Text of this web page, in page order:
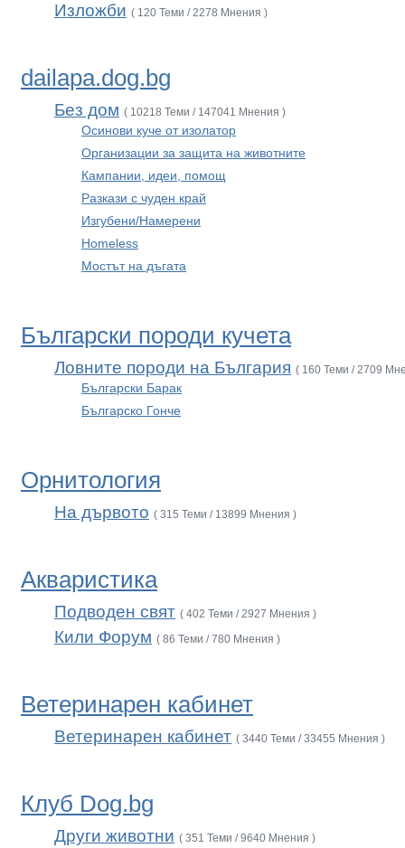
Изложби ( 120 Теми / 2278 Мнения )
dailapa.dog.bg
Без дом ( 10218 Теми / 147041 Мнения )
Осинови куче от изолатор
Организации за защита на животните
Кампании, идеи, помощ
Разкази с чуден край
Изгубени/Намерени
Homeless
Мостът на дъгата
Български породи кучета
Ловните породи на България ( 160 Теми / 2709
Български Барак
Българско Гонче
Орнитология
На дървото ( 315 Теми / 13899 Мнения )
Акваристика
Подводен свят ( 402 Теми / 2927 Мнения )
Кили Форум ( 86 Теми / 780 Мнения )
Ветеринарен кабинет
Ветеринарен кабинет ( 3440 Теми / 33455 Мнения )
Клуб Dog.bg
Други животни ( 351 Теми / 9640 Мнения )